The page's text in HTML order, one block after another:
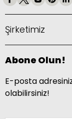
Şirketimiz
Abone Olun!
E-posta
olabilirsiniz!